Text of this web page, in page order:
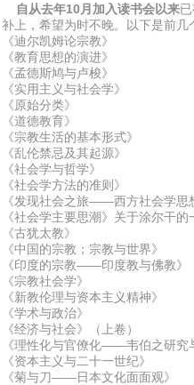
自从去年10月加入读书会以来
补上，希望为时不晚。以下是前几
《迪尔凯姆论宗教》
《教育思想的演进》
《孟德斯鸠与卢梭》
《实用主义与社会学》
《原始分类》
《道德教育》
《宗教生活的基本形式》
《乱伦禁忌及其起源》
《社会学与哲学》
《社会学方法的准则》
《发现社会之旅——西方社会学思
《社会学主要思潮》关于涂尔干的
《古犹太教》
《中国的宗教；宗教与世界》
《印度的宗教——印度教与佛教》
《宗教社会学》
《新教伦理与资本主义精神》
《学术与政治》
《经济与社会》（上卷）
《理性化与官僚化——韦伯之研究
《资本主义与二十一世纪》
《菊与刀——日本文化面面观》